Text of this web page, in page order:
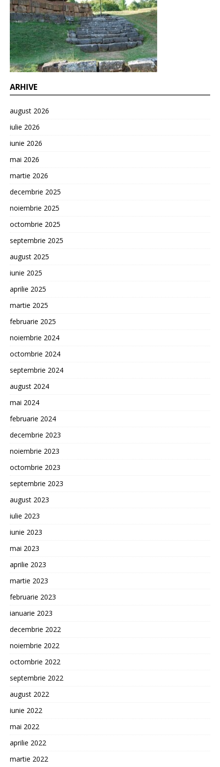
ARHIVE
august 2026
iulie 2026
iunie 2026
mai 2026
martie 2026
decembrie 2025
noiembrie 2025
octombrie 2025
septembrie 2025
august 2025
iunie 2025
aprilie 2025
martie 2025
februarie 2025
noiembrie 2024
octombrie 2024
septembrie 2024
august 2024
mai 2024
februarie 2024
decembrie 2023
noiembrie 2023
octombrie 2023
septembrie 2023
august 2023
iulie 2023
iunie 2023
mai 2023
aprilie 2023
martie 2023
februarie 2023
ianuarie 2023
decembrie 2022
noiembrie 2022
octombrie 2022
septembrie 2022
august 2022
iunie 2022
mai 2022
aprilie 2022
martie 2022